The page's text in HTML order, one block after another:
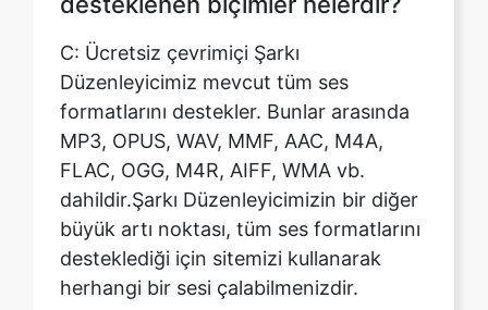
formatlarını destekler. Bunlar arasında
MP3, OPUS, WAV, MMF, AAC, M4A,
FLAC, OGG, M4R, AIFF, WMA vb.
dahildir.Şarkı Düzenleyicimizin bir diğer
büyük artı noktası, tüm ses formatlarını
desteklediği için sitemizi kullanarak
herhangi bir sesi çalabilmenizdir.
S: Bu Şarkı Düzenleyici aracını